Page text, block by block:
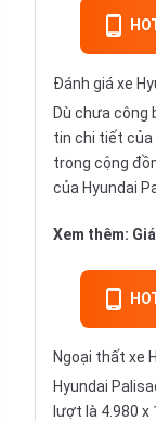
Đánh giá xe
Dù chưa công
tin chi tiết của
trong cộng
của Hyundai
Xem thêm:
Ngoại thất xe
Hyundai
lượt là 4.980 x